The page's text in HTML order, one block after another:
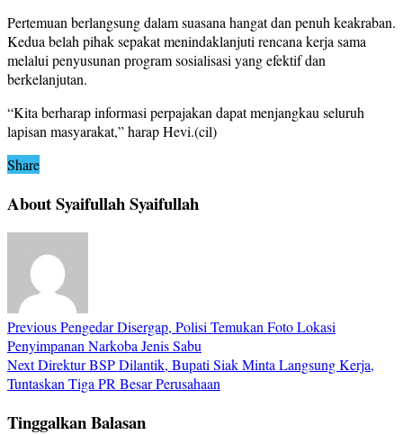
Pertemuan berlangsung dalam suasana hangat dan penuh keakraban.
Kedua belah pihak sepakat menindaklanjuti rencana kerja sama
melalui penyusunan program sosialisasi yang efektif dan
berkelanjutan.
“Kita berharap informasi perpajakan dapat menjangkau seluruh
lapisan masyarakat,” harap Hevi.(cil)
Share
About Syaifullah Syaifullah
PreviousPengedar Disergap, Polisi Temukan Foto Lokasi
Penyimpanan Narkoba Jenis Sabu
NextDirektur BSP Dilantik, Bupati Siak Minta Langsung Kerja,
Tuntaskan Tiga PR Besar Perusahaan
Tinggalkan Balasan